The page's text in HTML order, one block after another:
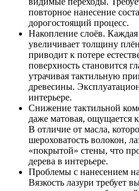
повторное нанесение
дорогостоящий процесс.
Накопление слоёв.
увеличивает толщину
приводит к потере
поверхность становится
утрачивая тактильную
древесины.
интерьере.
Снижение тактильной
даже матовая, ощущается
В отличие от масла,
шероховатость волокон,
«покрытой» стены, что
дерева в интерьере.
Проблемы с нанесением
Вязкость лазури требует